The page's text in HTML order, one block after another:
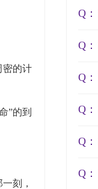
密的计
”的到
刻，
Q：
Q：
Q：
Q：
Q：
Q：